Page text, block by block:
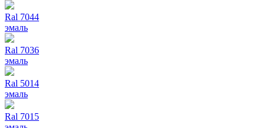
Ral 7044
эмаль
Ral 7036
эмаль
Ral 5014
эмаль
Ral 7015